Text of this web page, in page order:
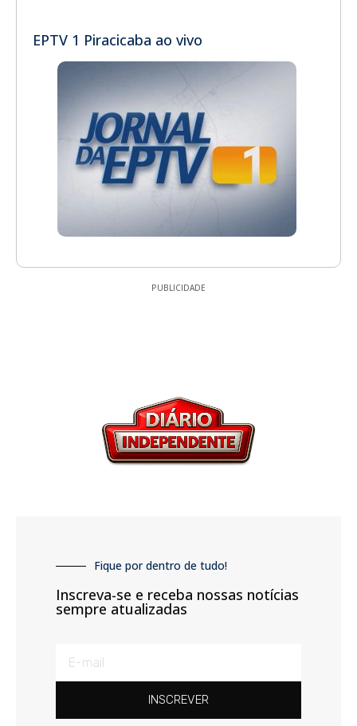
EPTV 1 Piracicaba ao vivo
PUBLICIDADE
Fique por dentro de tudo!
Inscreva-se e receba nossas notícias
sempre atualizadas
INSCREVER